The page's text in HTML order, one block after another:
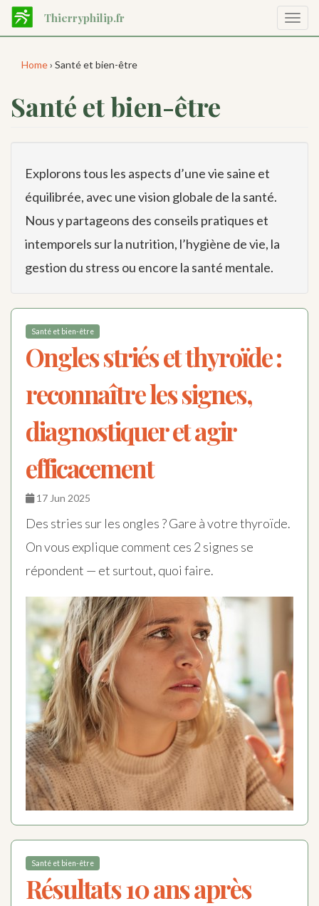
Aller
contenu
Thierryphilip.fr
la
Home› Santé et bien-être
Santé et bien-être
Explorons tous les aspects d’une vie saine et
équilibrée, avec une vision globale de la santé.
Nous y partageons des conseils pratiques et
intemporels sur la nutrition, l’hygiène de vie, la
gestion du stress ou encore la santé mentale.
Santé et bien-être
Ongles striés et thyroïde :
reconnaître les signes,
diagnostiquer et agir
efficacement
17 Jun 2025
Des stries sur les ongles ? Gare à votre thyroïde.
On vous explique comment ces 2 signes se
répondent — et surtout, quoi faire.
Santé et bien-être
Résultats 10 ans après